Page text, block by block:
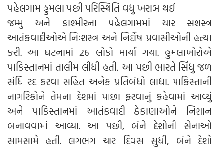
પહેલગામ હુમલા પછી પરિસ્થિતિ વધુ ખરાબ થઈ
જમ્મુ અને કાશ્મીરના પહેલગામમાં ચાર સશસ્ત્ર
આતંકવાદીઓએ નિઃશસ્ત્ર અને નિર્દોષ પ્રવાસીઓની હત્યા
કરી. આ ઘટનામાં 26 લોકો માર્યા ગયા. હુમલાખોરોએ
પાકિસ્તાનમાં તાલીમ લીધી હતી. આ પછી ભારતે સિંધુ જળ
સંધિ રદ કરવા સહિત અનેક પ્રતિબંધો લાદ્યા. પાકિસ્તાની
નાગરિકોને તેમના દેશમાં પાછા ફરવાનું કહેવામાં આવ્યું
અને પાકિસ્તાનમાં આતંકવાદી ઠેકાણાઓને નિશાન
બનાવવામાં આવ્યા. આ પછી, બંને દેશોની સેનાઓ
સામસામે હતી. લગભગ ચાર દિવસ સુધી, બંને દેશો